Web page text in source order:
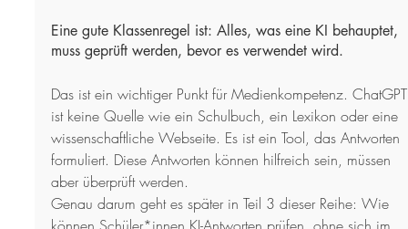
Eine gute Klassenregel ist: Alles, was eine KI behauptet,
muss geprüft werden, bevor es verwendet wird.
Das ist ein wichtiger Punkt für Medienkompetenz.
ist keine Quelle wie ein Schulbuch, ein Lexikon oder eine
wissenschaftliche Webseite. Es ist ein Tool, das Antworten
formuliert. Diese Antworten können hilfreich sein, müssen
aber überprüft werden.
Genau darum geht es später in Teil 3 dieser Reihe: Wie